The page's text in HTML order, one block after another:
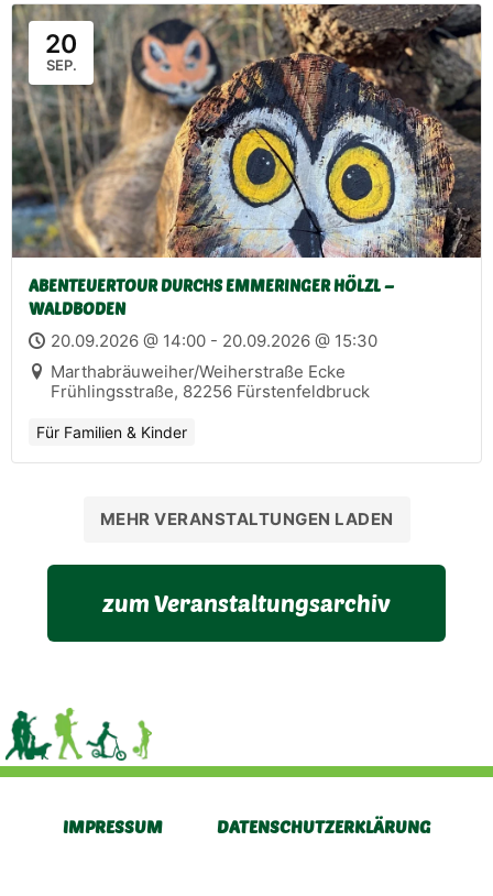
20
SEP.
ABENTEUERTOUR DURCHS EMMERINGER HÖLZL –
WALDBODEN
20.09.2026 @ 14:00 - 20.09.2026 @ 15:30
Marthabräuweiher/Weiherstraße Ecke
Frühlingsstraße, 82256 Fürstenfeldbruck
Für Familien & Kinder
MEHR VERANSTALTUNGEN LADEN
zum Veranstaltungsarchiv
IMPRESSUM DATENSCHUTZERKLÄRUNG